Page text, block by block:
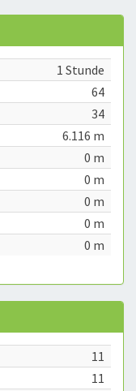
1 Stunde
64
34
6.116 m
0 m
0 m
0 m
0 m
0 m
11
11